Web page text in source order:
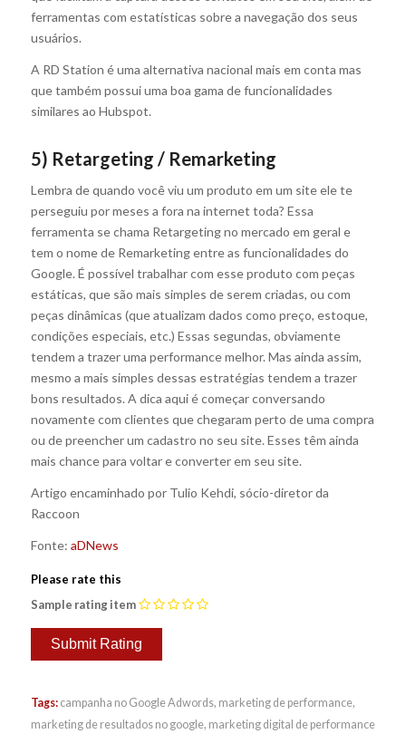
ferramentas com estatísticas sobre a navegação dos seus
usuários.
A RD Station é uma alternativa nacional mais em conta mas
que também possui uma boa gama de funcionalidades
similares ao Hubspot.
5) Retargeting / Remarketing
Lembra de quando você viu um produto em um site ele te
perseguiu por meses a fora na internet toda? Essa
ferramenta se chama Retargeting no mercado em geral e
tem o nome de Remarketing entre as funcionalidades do
Google. É possível trabalhar com esse produto com peças
estáticas, que são mais simples de serem criadas, ou com
peças dinâmicas (que atualizam dados como preço, estoque,
condições especiais, etc.) Essas segundas, obviamente
tendem a trazer uma performance melhor. Mas ainda assim,
mesmo a mais simples dessas estratégias tendem a trazer
bons resultados. A dica aqui é começar conversando
novamente com clientes que chegaram perto de uma compra
ou de preencher um cadastro no seu site. Esses têm ainda
mais chance para voltar e converter em seu site.
Artigo encaminhado por Tulio Kehdi, sócio-diretor da
Raccoon
Fonte: aDNews
Please rate this
Sample rating item
Tags: campanha no Google Adwords, marketing de performance,
marketing de resultados no google, marketing digital de performance